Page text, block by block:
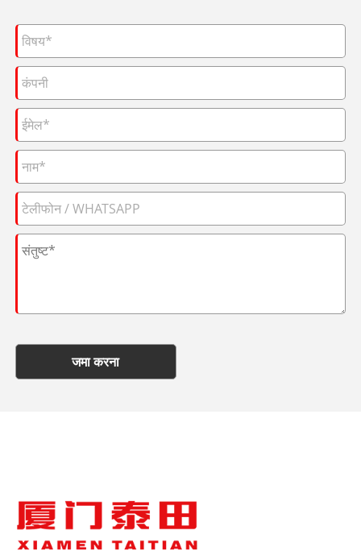
जमा करना